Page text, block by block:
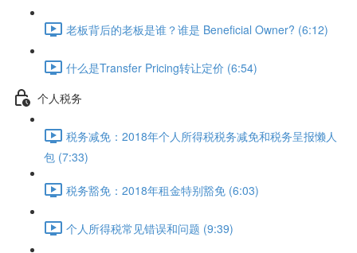
老板背后的老板是谁？谁是 Beneficial Owner? (6:12)
什么是Transfer Pricing转让定价 (6:54)
个人税务
税务减免：2018年个人所得税税务减免和税务呈报懒人
包 (7:33)
税务豁免：2018年租金特别豁免 (6:03)
个人所得税常见错误和问题 (9:39)